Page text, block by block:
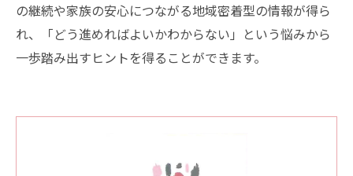
の継続や家族の安心につながる地域密着型の情報が得ら
れ、「どう進めればよいかわからない」という悩みから
一歩踏み出すヒントを得ることができます。